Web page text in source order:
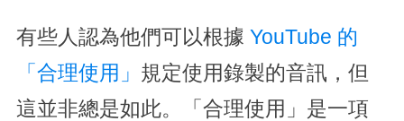
有些人認為他們可以根據 YouTube 的
「合理使用」 規定使用錄製的音訊，但
這並非總是如此。「合理使用」是一項